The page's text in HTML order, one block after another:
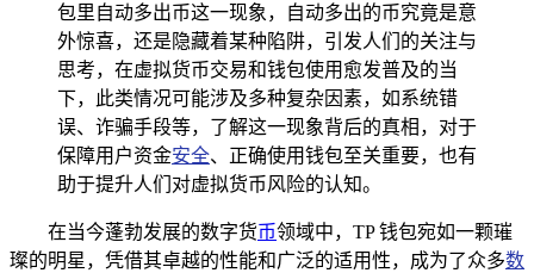
包里自动多出币这一现象，自动多出的币究竟是意
外惊喜，还是隐藏着某种陷阱，引发人们的关注与
思考，在虚拟货币交易和钱包使用愈发普及的当
下，此类情况可能涉及多种复杂因素，如系统错
误、诈骗手段等，了解这一现象背后的真相，对于
保障用户资金安全、正确使用钱包至关重要，也有
助于提升人们对虚拟货币风险的认知。
在当今蓬勃发展的数字货币领域中，TP 钱包宛如一颗璀
璨的明星，凭借其卓越的性能和广泛的适用性，成为了众多数